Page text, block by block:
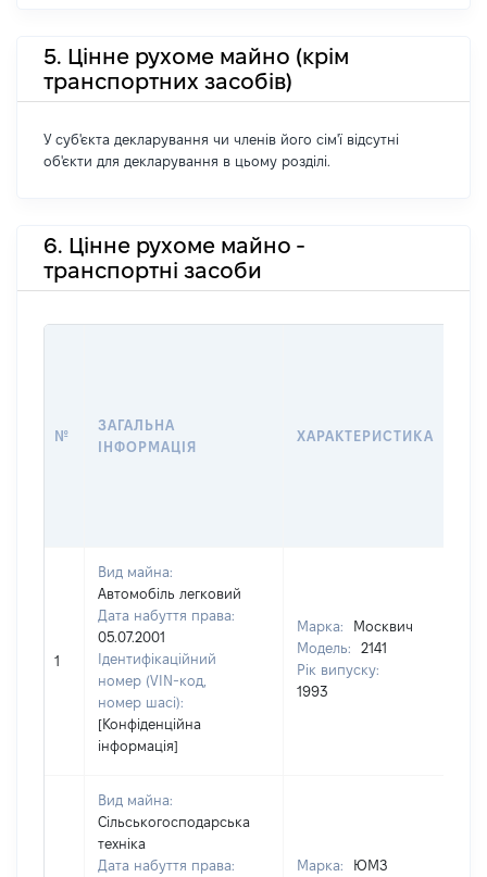
5. Цінне рухоме майно (крім
транспортних засобів)
У суб'єкта декларування чи членів його сім'ї відсутні
об'єкти для декларування в цьому розділі.
6. Цінне рухоме майно -
транспортні засоби
№
ЗАГАЛЬНА
ІНФОРМАЦІЯ
ХАРАКТЕРИСТИКА
1
Вид майна:
Автомобіль легковий
Дата набуття права:
05.07.2001
Ідентифікаційний
номер (VIN-код,
номер шасі):
[Конфіденційна
інформація]
Марка:
Москвич
Модель:
2141
Рік випуску:
1993
Вид майна:
Сільськогосподарська
техніка
Дата набуття права:
Марка:
ЮМЗ